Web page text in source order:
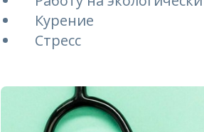
Курение
Стресс